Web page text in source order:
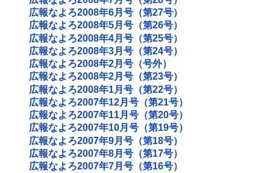
広報なよろ2008年6月号（第27号）
広報なよろ2008年5月号（第26号）
広報なよろ2008年4月号（第25号）
広報なよろ2008年3月号（第24号）
広報なよろ2008年2月号（号外）
広報なよろ2008年2月号（第23号）
広報なよろ2008年1月号（第22号）
広報なよろ2007年12月号（第21号）
広報なよろ2007年11月号（第20号）
広報なよろ2007年10月号（第19号）
広報なよろ2007年9月号（第18号）
広報なよろ2007年8月号（第17号）
広報なよろ2007年7月号（第16号）